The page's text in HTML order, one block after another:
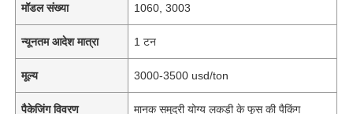
मॉडल संख्या 1060, 3003
न्यूनतम आदेश मात्रा 1 टन
मूल्य 3000-3500 usd/ton
पैकेजिंग विवरण मानक समुद्री योग्य लकड़ी के फूस की पैकिंग